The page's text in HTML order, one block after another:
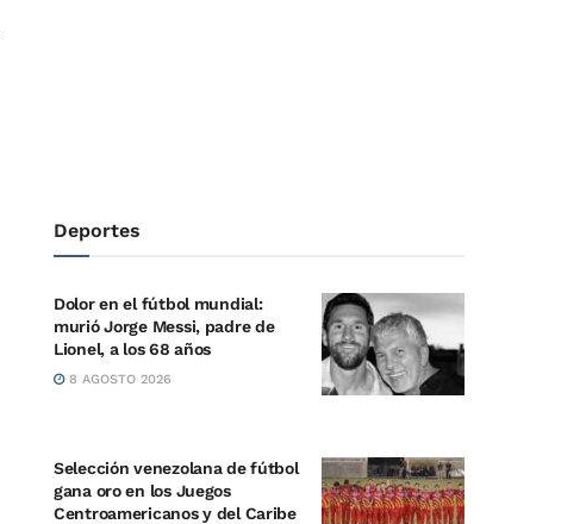
Deportes
Dolor en el fútbol mundial:
murió Jorge Messi, padre de
Lionel, a los 68 años
8 AGOSTO 2026
Selección venezolana de fútbol
gana oro en los Juegos
Centroamericanos y del Caribe